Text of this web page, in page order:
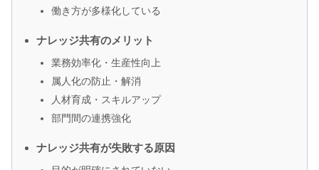
働き方が多様化している
ナレッジ共有のメリット
業務効率化・生産性向上
属人化の防止・解消
人材育成・スキルアップ
部門間の連携強化
ナレッジ共有が失敗する原因